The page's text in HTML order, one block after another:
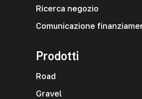
Ricerca negozio
Comunicazione
Prodotti
Road
Gravel